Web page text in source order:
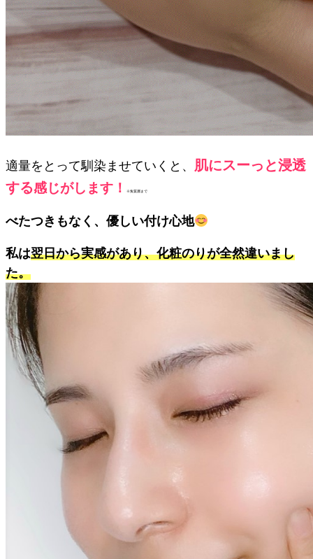
適量をとって馴染ませていくと、 肌にスーっと浸透
する感じがします！ ※角質層まで
べたつきもなく、優しい付け心地
私は翌日から実感があり、化粧のりが全然違いまし
た。